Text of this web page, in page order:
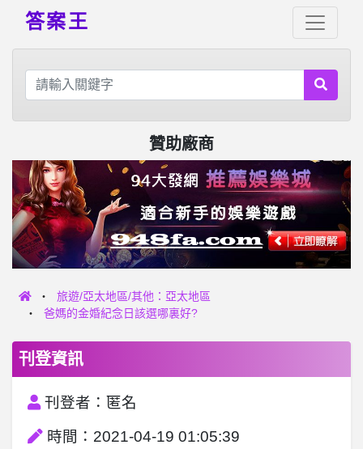
答案王
贊助廠商
旅遊/亞太地區/其他：亞太地區
爸媽的金婚紀念日該選哪裏好?
刊登資訊
刊登者：匿名
時間：2021-04-19 01:05:39